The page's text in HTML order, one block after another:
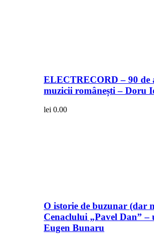
ELECTRECORD – 90 de
muzicii românești – Doru
lei 0.00
O istorie de buzunar (dar
Cenaclului „Pavel Dan” –
Eugen Bunaru